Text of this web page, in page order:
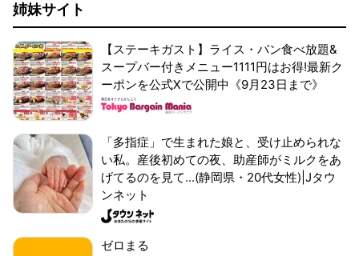
姉妹サイト
【ステーキガスト】ライス・パン食べ放題&
スープバー付きメニュー1111円はお得!最新ク
ーポンを公式Xで公開中《9月23日まで》
「多指症」で生まれた娘と、受け止められな
い私。産後初めての夜、助産師がミルクをあ
げてるのを見て...(静岡県・20代女性)|Jタウ
ンネット
ゼロまる